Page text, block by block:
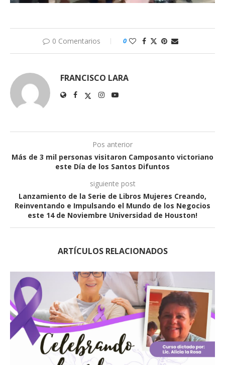
0 Comentarios 0
FRANCISCO LARA
Pos anterior
Más de 3 mil personas visitaron Camposanto victoriano
este Día de los Santos Difuntos
siguiente post
Lanzamiento de la Serie de Libros Mujeres Creando,
Reinventando e Impulsando el Mundo de los Negocios
este 14 de Noviembre Universidad de Houston!
ARTÍCULOS RELACIONADOS